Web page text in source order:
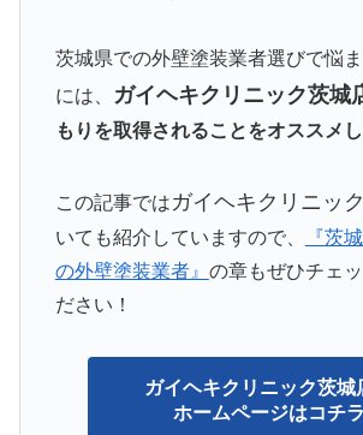
茨城県での外壁塗装業者選びで悩
には、
ガイヘキクリニック茨城
もりを取得されることをオススメし
この記事ではガイヘキクリニッ
いても紹介していますので、
『茨
の外壁塗装業者』 の章もぜひチェ
ださい！
ガイヘキクリニック茨城
ホームページはコチラ